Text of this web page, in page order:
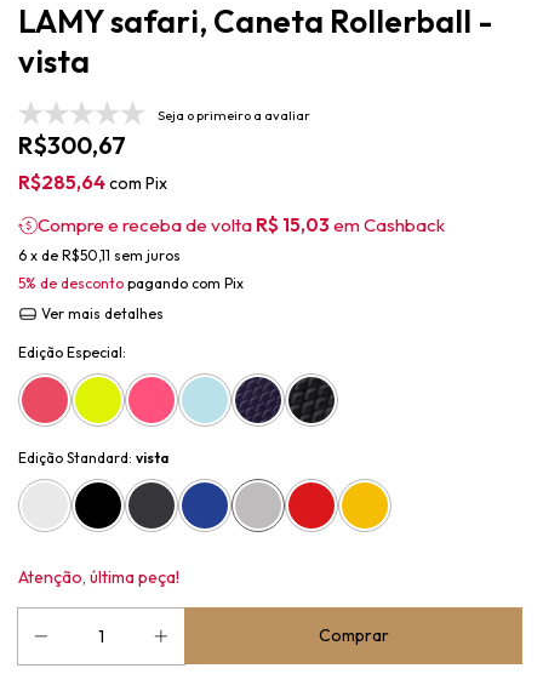
LAMY safari, Caneta Rollerball -
vista
Seja o primeiro a avaliar
R$300,67
R$285,64com Pix
Compre e receba de volta R$ 15,03 em Cashback
6 x de R$50,11 sem juros
5% de desconto pagando com Pix
Ver mais detalhes
Edição Especial:
Edição Standard: vista
Atenção, última peça!